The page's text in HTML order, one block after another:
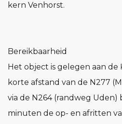
kern Venhorst.
Bereikbaarheid
Het object is gelegen aan de
korte afstand van de N277
via de N264 (randweg Uden)
minuten de op- en afritten